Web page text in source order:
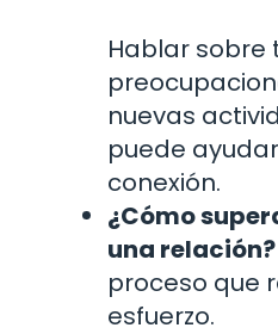
Hablar sobre
nuevas
puede
conexión.
¿Cómo
una relación?
proceso que
esfuerzo.